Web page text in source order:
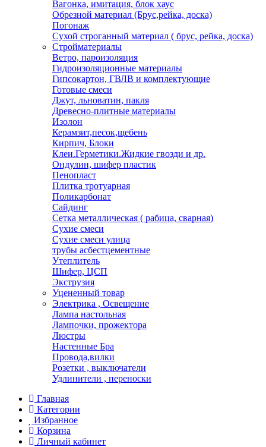
Вагонка, имитация, блок хаус
Обрезной материал (Брус,рейка, доска)
Погонаж
Сухой строганный материал ( брус, рейка, доска)
Стройматериалы
Ветро, пароизоляция
Гидроизоляционные материалы
Гипсокартон, ГВЛВ и комплектующие
Готовые смеси
Джут, льноватин, пакля
Древесно-плитные материалы
Изолон
Керамзит,песок,щебень
Кирпич, Блоки
Клеи.Герметики.Жидкие гвозди и др.
Ондулин, шифер пластик
Пенопласт
Плитка тротуарная
Поликарбонат
Сайдинг
Сетка металлическая ( рабица, сварная)
Сухие смеси
Сухие смеси улица
трубы асбестцементные
Утеплитель
Шифер, ЦСП
Экструзия
Уцененный товар
Электрика , Освещение
Лампа настольная
Лампочки, прожектора
Люстры
Настенные Бра
Провода,вилки
Розетки , выключатели
Удлинители , переноски
Главная
Категории
Избранное
Корзина
Личный кабинет